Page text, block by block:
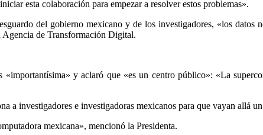
esta colaboración para empezar a resolver estos problemas».
del gobierno mexicano y de los investigadores, «los datos
de Transformación Digital.
y aclaró que «es un centro público»: «La
a investigadores e investigadoras mexicanos para que vayan allá
mexicana», mencionó la Presidenta.